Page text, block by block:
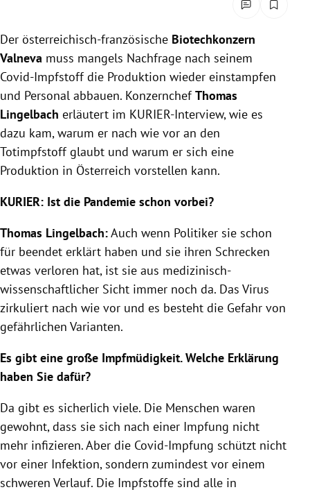
Der österreichisch-französische Biotechkonzern
Valneva muss mangels Nachfrage nach seinem
Covid-Impfstoff die Produktion wieder einstampfen
und Personal abbauen. KonzernchefThomas
Lingelbach erläutert im KURIER-Interview, wie es
dazu kam, warum er nach wie vor an den
Totimpfstoff glaubt und warum er sich eine
Produktion in Österreich vorstellen kann.
KURIER: Ist die Pandemie schon vorbei?
Thomas Lingelbach:Auch wenn Politiker sie schon
für beendet erklärt haben und sie ihren Schrecken
etwas verloren hat, ist sie aus medizinisch-
wissenschaftlicher Sicht immer noch da. Das Virus
zirkuliert nach wie vor und es besteht die Gefahr von
gefährlichen Varianten.
Es gibt eine große Impfmüdigkeit. Welche Erklärung
haben Sie dafür?
Da gibt es sicherlich viele. Die Menschen waren
gewohnt, dass sie sich nach einer Impfung nicht
mehr infizieren. Aber die Covid-Impfung schützt nicht
vor einer Infektion, sondern zumindest vor einem
schweren Verlauf. Die Impfstoffe sind alle in